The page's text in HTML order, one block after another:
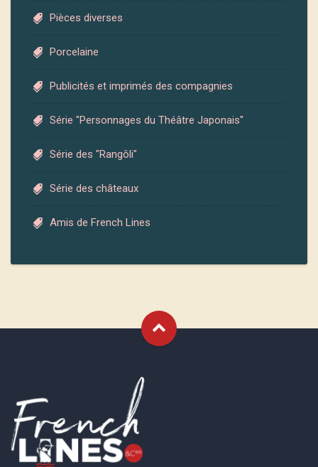
Pièces diverses
Porcelaine
Publicités et imprimés des compagnies
Série "Personnages du Théâtre Japonais"
Série des "Rangôli"
Série des châteaux
Amis de French Lines